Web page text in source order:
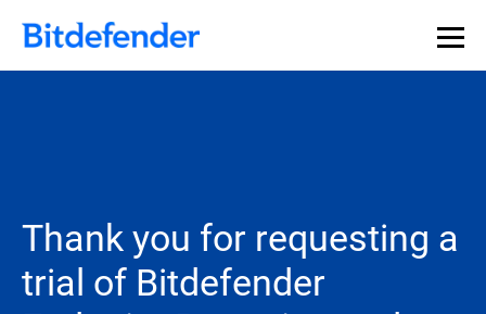
Souveraineté des données en cybersécurité : webinaire
en direct, le 30 juillet .Inscrivez-vous >>
Thank you for requesting a
trial of Bitdefender